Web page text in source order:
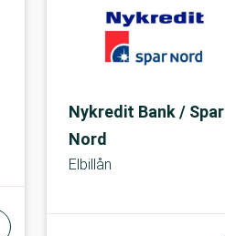
Nykredit Bank / Spar
Nord
Elbillån